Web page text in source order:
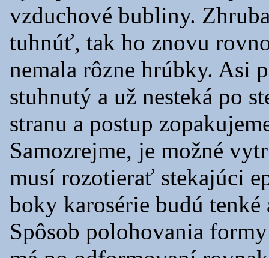
vzduchové bubliny.
tuhnúť, tak ho znovu
nemala rôzne hrúbky. Asi
stuhnutý a už nesteká po
stranu a postup
Samozrejme, je možné
musí rozotierať stekajúci
boky karosérie budú
Spôsob polohovania